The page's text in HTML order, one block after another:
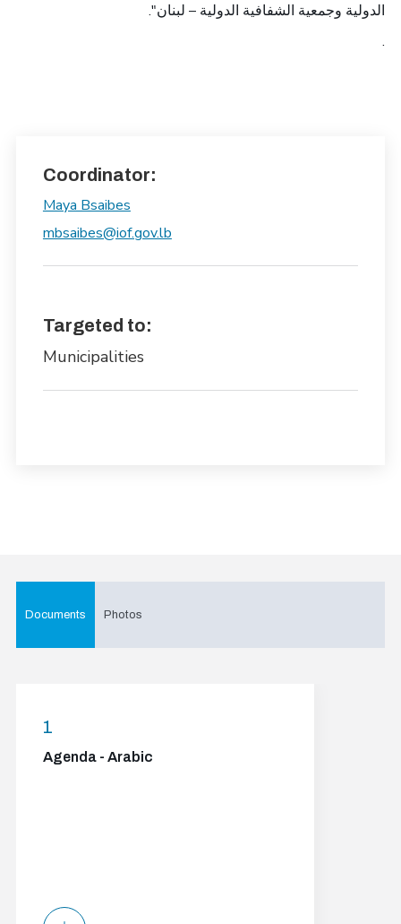
الدولية وجمعية الشفافية الدولية – لبنان".
.
Coordinator:
Maya Bsaibes
mbsaibes@iof.gov.lb
Targeted to:
Municipalities
Documents
1
Agenda - Arabic
Photos